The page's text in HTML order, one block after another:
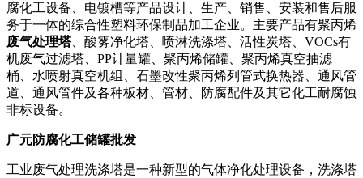
腐化工设备、电镀槽等产品设计、生产、销售、安装和售后服
务于一体的综合性塑料环保制品加工企业。主要产品有聚丙烯
废气处理塔、酸雾净化塔、喷淋洗涤塔、活性炭塔、VOCs有
机废气过滤塔、PP计量罐、聚丙烯储罐、聚丙烯真空抽滤
桶、水喷射真空机组、石墨改性聚丙烯列管式换热器、通风管
道、通风管件及各种板材、管材、防腐配件及其它化工耐腐蚀
非标设备。
广元防腐化工储罐批发
工业废气处理洗涤塔是一种新型的气体净化处理设备，洗涤塔